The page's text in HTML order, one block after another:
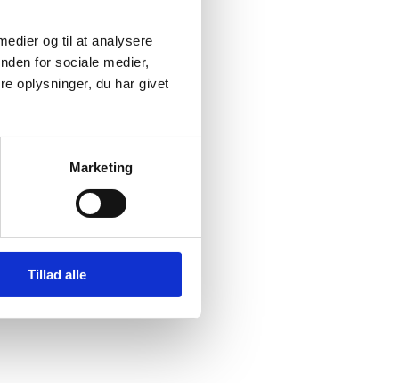
og til at analysere
for sociale medier,
oplysninger, du har givet
Marketing
Tillad alle